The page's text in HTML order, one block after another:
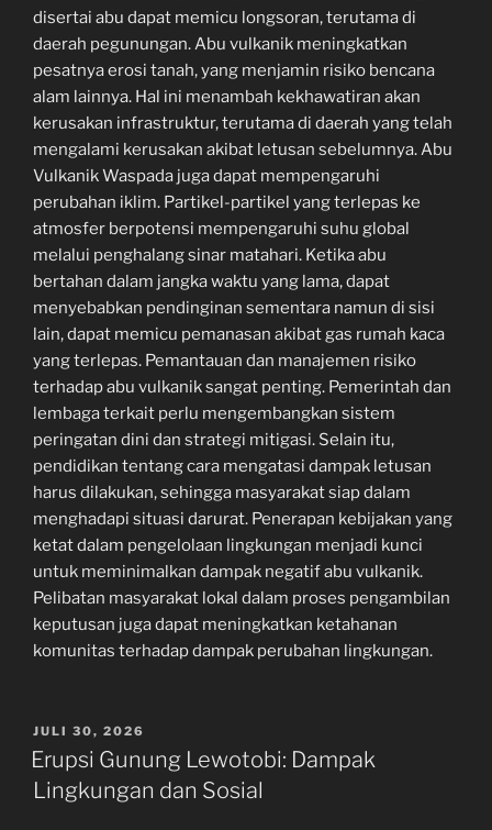
disertai abu dapat memicu longsoran, terutama di
daerah pegunungan. Abu vulkanik meningkatkan
pesatnya erosi tanah, yang menjamin risiko bencana
alam lainnya. Hal ini menambah kekhawatiran akan
kerusakan infrastruktur, terutama di daerah yang telah
mengalami kerusakan akibat letusan sebelumnya. Abu
Vulkanik Waspada juga dapat mempengaruhi
perubahan iklim. Partikel-partikel yang terlepas ke
atmosfer berpotensi mempengaruhi suhu global
melalui penghalang sinar matahari. Ketika abu
bertahan dalam jangka waktu yang lama, dapat
menyebabkan pendinginan sementara namun di sisi
lain, dapat memicu pemanasan akibat gas rumah kaca
yang terlepas. Pemantauan dan manajemen risiko
terhadap abu vulkanik sangat penting. Pemerintah dan
lembaga terkait perlu mengembangkan sistem
peringatan dini dan strategi mitigasi. Selain itu,
pendidikan tentang cara mengatasi dampak letusan
harus dilakukan, sehingga masyarakat siap dalam
menghadapi situasi darurat. Penerapan kebijakan yang
ketat dalam pengelolaan lingkungan menjadi kunci
untuk meminimalkan dampak negatif abu vulkanik.
Pelibatan masyarakat lokal dalam proses pengambilan
keputusan juga dapat meningkatkan ketahanan
komunitas terhadap dampak perubahan lingkungan.
POSTED
ON
JULI 30, 2026
Erupsi Gunung Lewotobi: Dampak
Lingkungan dan Sosial